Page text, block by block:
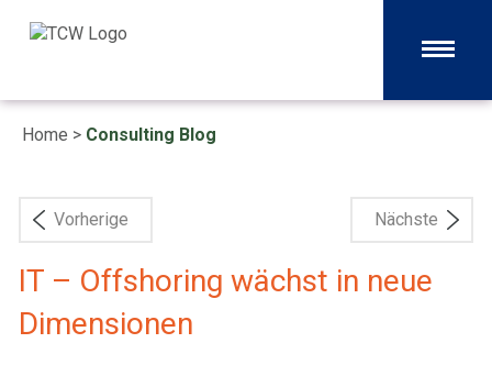
Home > Consulting Blog
Vorherige Nächste
IT – Offshoring wächst in neue
Dimensionen